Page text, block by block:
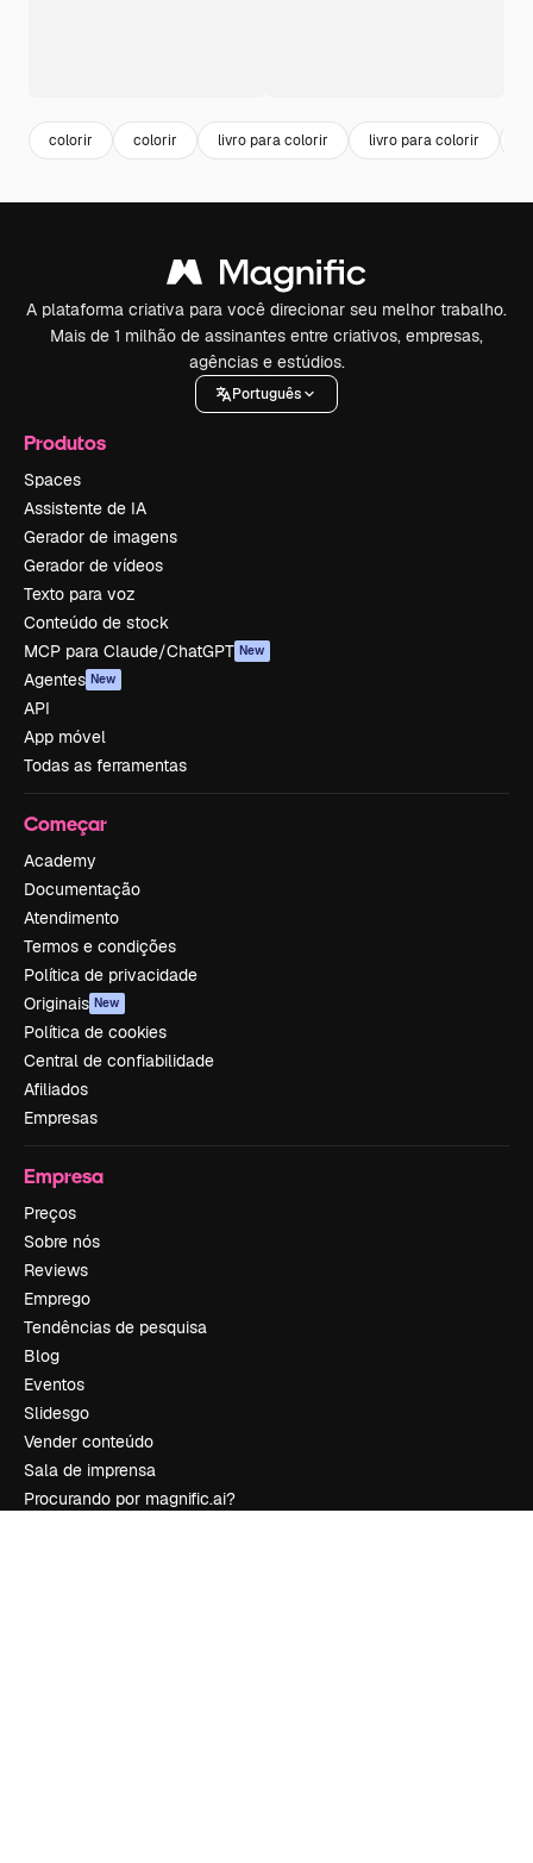
colorir colorir livro para colorir livro para colorir
A plataforma criativa para você direcionar seu melhor trabalho.
Mais de 1 milhão de assinantes entre criativos, empresas,
agências e estúdios.
Português
Produtos
Spaces
Assistente de IA
Gerador de imagens
Gerador de vídeos
Texto para voz
Conteúdo de stock
MCP para Claude/ChatGPT New
Agentes New
API
App móvel
Todas as ferramentas
Começar
Academy
Documentação
Atendimento
Termos e condições
Política de privacidade
Originais New
Política de cookies
Central de confiabilidade
Afiliados
Empresas
Empresa
Preços
Sobre nós
Reviews
Emprego
Tendências de pesquisa
Blog
Eventos
Slidesgo
Vender conteúdo
Sala de imprensa
Procurando por magnific.ai?